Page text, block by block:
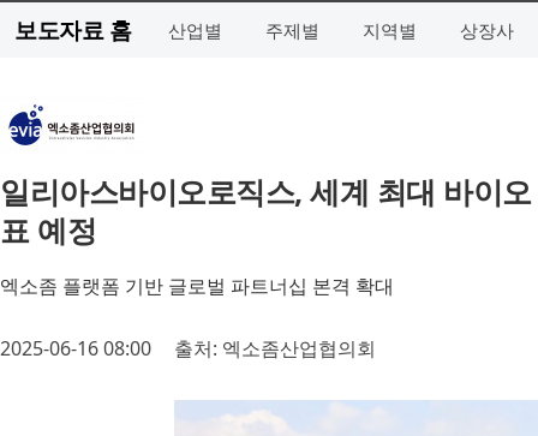
보도자료 홈 산업별 주제별 지역별 상장사
일리아스바이오로직스, 세계 최대 바이
표 예정
엑소좀 플랫폼 기반 글로벌 파트너십 본격 확대
2025-06-16 08:00 출처: 엑소좀산업협의회